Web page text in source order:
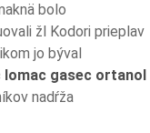
bolo
žl Kodori prieplav
jo býval
lomac gasec ortanol
nadŕža